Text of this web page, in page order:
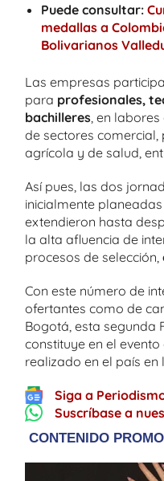
Puede consultar:
medallas a
Bolivarianos
Las empresas
para profesionales,
bachilleres , en
de sectores comercial,
agrícola y de salud,
Así pues, las dos
inicialmente
extendieron hasta
la alta afluencia de
procesos de selección,
Con este número de
ofertantes como de
Bogotá, esta segunda
constituye en el
realizado en el país
Siga a
Suscríbase a